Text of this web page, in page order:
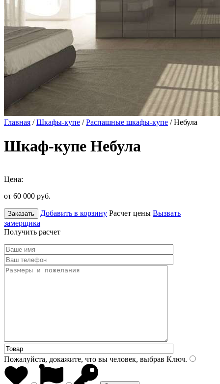
Главная /Шкафы-купе /Распашные шкафы-купе / Небула
Шкаф-купе Небула
Цена:
от 60 000 руб.
Заказать Добавить в корзину Расчет цены Вызвать
замерщика
Получить расчет
Пожалуйста, докажите, что вы человек, выбрав Ключ.